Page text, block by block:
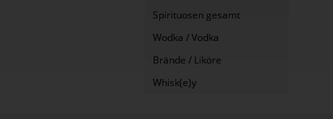
Spirituosen gesamt
Wodka / Vodka
Brände / Liköre
Whisk(e)y